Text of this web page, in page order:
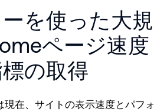
を使った大規
ページ速度
の取得
現在、サイトの表示速度とパフォ